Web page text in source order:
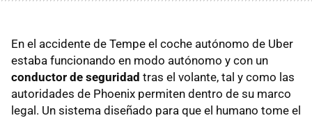
En el accidente de Tempe el coche autónomo de Uber
estaba funcionando en modo autónomo y con un
conductor de seguridad tras el volante, tal y como las
autoridades de Phoenix permiten dentro de su marco
legal. Un sistema diseñado para que el humano tome el